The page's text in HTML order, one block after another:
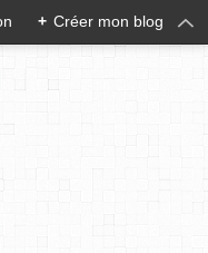
+ Créer mon blog